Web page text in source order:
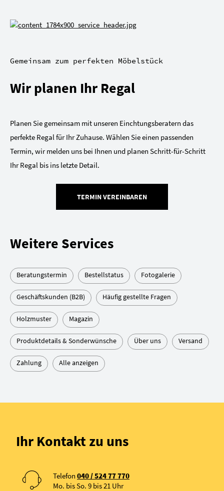
Gemeinsam zum perfekten Möbelstück
Wir planen Ihr Regal
Planen Sie gemeinsam mit unseren Einchtungsberatern das
perfekte Regal für Ihr Zuhause. Wählen Sie einen passenden
Termin, wir melden uns bei Ihnen und planen Schritt-für-Schritt
Ihr Regal bis ins letzte Detail.
TERMIN VEREINBAREN
Weitere Services
Beratungstermin Bestellstatus Fotogalerie
Geschäftskunden (B2B) Häufig gestellte Fragen
Holzmuster Magazin
Produktdetails & Sonderwünsche Über uns Versand
Zahlung Alle anzeigen
Ihr Kontakt zu uns
Telefon 040 / 524 77 770
Mo. bis So. 9 bis 21 Uhr